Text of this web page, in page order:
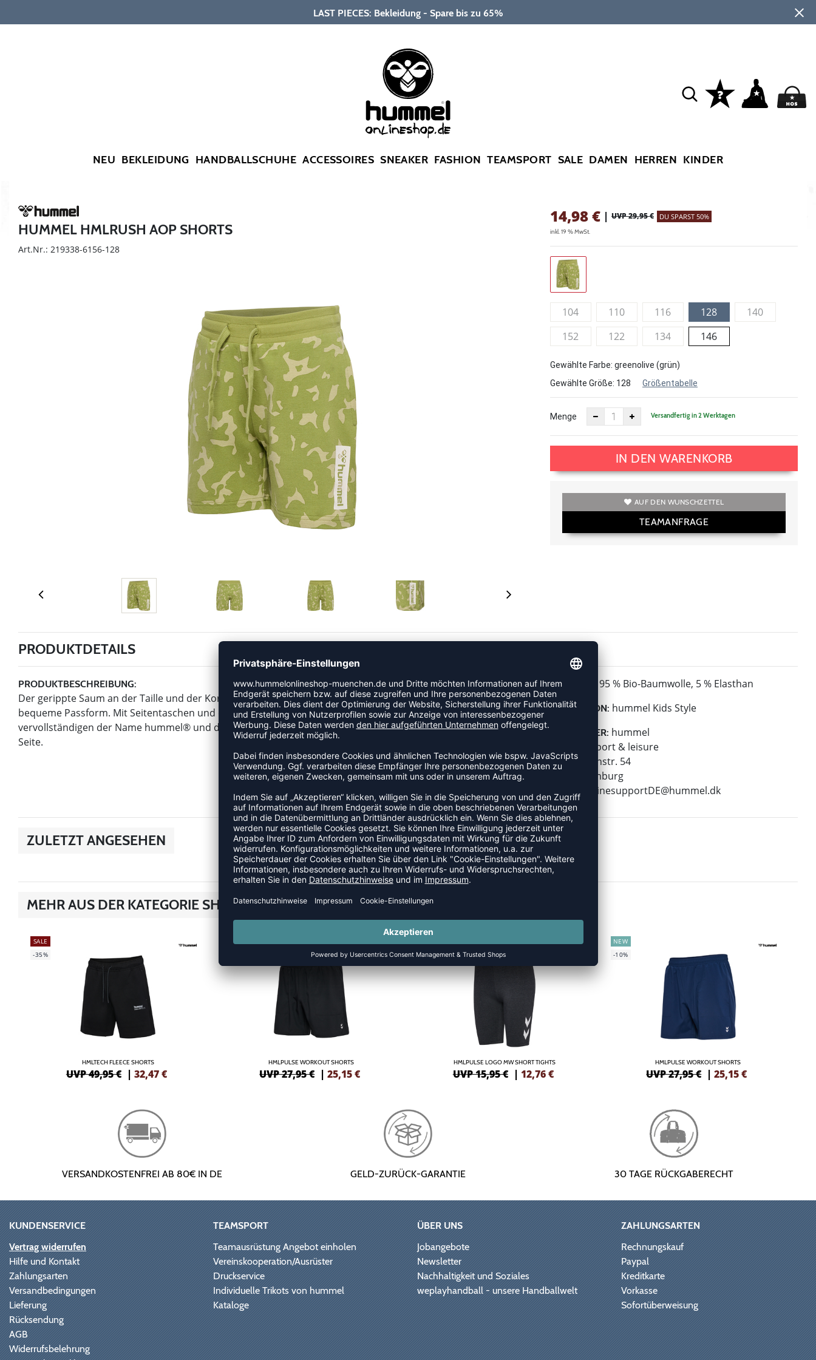
LAST PIECES: Bekleidung - Spare bis zu 65%
NEU BEKLEIDUNG HANDBALLSCHUHE ACCESSOIRES SNEAKER FASHION TEAMSPORT SALE DAMEN HERREN KINDER
HUMMEL HMLRUSH AOP SHORTS
Art.Nr.: 219338-6156-128
14,98€ | UVP 29,95 € DU SPARST 50%
inkl. 19 % MwSt.
104 110 116 128
140
152
122 134 146
Gewählte Farbe: greenolive (grün)
Gewählte Größe: 128 Größentabelle
Menge Versandfertig in 2 Werktagen
IN DEN WARENKORB
AUF DEN WUNSCHZETTEL
TEAMANFRAGE
PRODUKTDETAILS
PRODUKTBESCHREIBUNG:
Der gerippte Saum an der Taille und der Kordelzug der HMLRUSH AOP SHORTS bieten Kindern eine flexible und
bequeme Passform. Mit Seitentaschen und einem auffälligen durchgängigen Print, den sie lieben werden,
vervollständigen der Name hummel® und das Bumblebee® Logo den Look in einem eleganten Streifen an einer
Seite.
MATERIAL: 95 % Bio-Baumwolle, 5 % Elasthan
KOLLEKTION: hummel Kids Style
HERSTELLER: hummel
hummel sport & leisure
Leverkusenstr. 54
22761 Hamburg
E-Mail:
onlinesupportDE@hummel.dk
ZULETZT ANGESEHEN
MEHR AUS DER KATEGORIE SHORTS
SALE
-35%
HMLTECH FLEECE SHORTS
UVP 49,95 € | 32,47€
NEW
HMLPULSE WORKOUT SHORTS
UVP 27,95 € |25,15€
-20%
HMLPULSE LOGO MW SHORT TIGHTS
UVP 15,95 € | 12,76€
NEW
-10%
HMLPULSE WORKOUT SHORTS
UVP 27,95 € |25,15€
VERSANDKOSTENFREI AB 80€ IN DE GELD-ZURÜCK-GARANTIE 30 TAGE RÜCKGABERECHT
KUNDENSERVICE
Vertrag widerrufen
Hilfe und Kontakt
Zahlungsarten
Versandbedingungen
Lieferung
Rücksendung
AGB
Widerrufsbelehrung
TEAMSPORT
Teamausrüstung Angebot einholen
Vereinskooperation/Ausrüster
Druckservice
Individuelle Trikots von hummel
Kataloge
ÜBER UNS
Jobangebote
Newsletter
Nachhaltigkeit und Soziales
weplayhandball - unsere Handballwelt
ZAHLUNGSARTEN
Rechnungskauf
Paypal
Kreditkarte
Vorkasse
Sofortüberweisung